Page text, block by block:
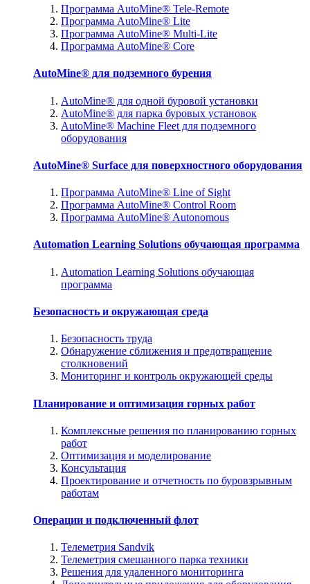
Программа AutoMine® Tele-Remote
Программа AutoMine® Lite
Программа AutoMine® Multi-Lite
Программа AutoMine® Core
AutoMine® для подземного бурения
AutoMine® для одной буровой установки
AutoMine® для парка буровых установок
AutoMine® Machine Fleet для подземного
оборудования
AutoMine® Surface для поверхностного оборудования
Программа AutoMine® Line of Sight
Программа AutoMine® Control Room
Программа AutoMine® Autonomous
Automation Learning Solutions обучающая программа
Automation Learning Solutions обучающая
программа
Безопасность и окружающая среда
Безопасность труда
Обнаружение сближения и предотвращение
столкновений
Мониторинг и контроль окружающей среды
Планирование и оптимизация горных работ
Комплексные решения по планированию горных
работ
Оптимизация и моделирование
Консультация
Проектирование и отчетность по буровзрывным
работам
Операции и подключенный флот
Телеметрия Sandvik
Телеметрия смешанного парка техники
Решения для удаленного мониторинга